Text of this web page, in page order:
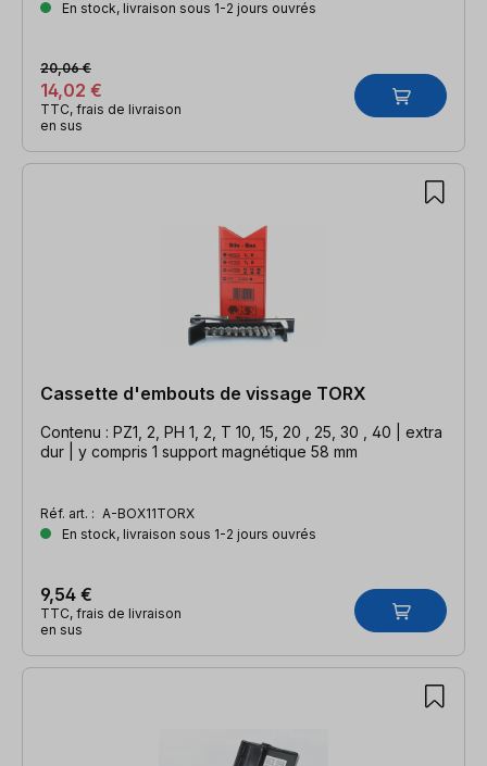
En stock, livraison sous 1-2 jours ouvrés
14,02 €
20,06 €
TTC, frais de livraison
en sus
Cassette d'embouts de vissage TORX
Contenu : PZ1, 2, PH 1, 2, T 10, 15, 20 , 25, 30 , 40 | extra
dur | y compris 1 support magnétique 58 mm
Réf. art. : A-BOX11TORX
En stock, livraison sous 1-2 jours ouvrés
9,54 €
TTC, frais de livraison
en sus